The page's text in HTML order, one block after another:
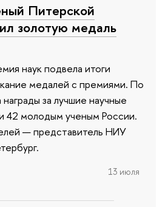
Питерской
золотую медаль
наук подвела итоги
медалей с премиями. По
за лучшие научные
42 молодым ученым России.
— представитель НИУ
13 июля